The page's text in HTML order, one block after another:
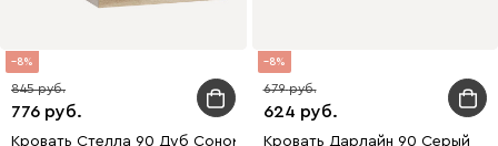
8
776
845
Кровать Стелла 90 Дуб Сонома
8
624
679
Кровать Дарлайн 90 Серый